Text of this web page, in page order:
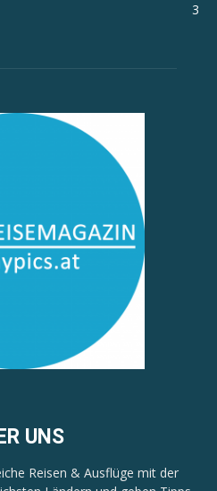
3
UNS
Reisen & Ausflüge mit der